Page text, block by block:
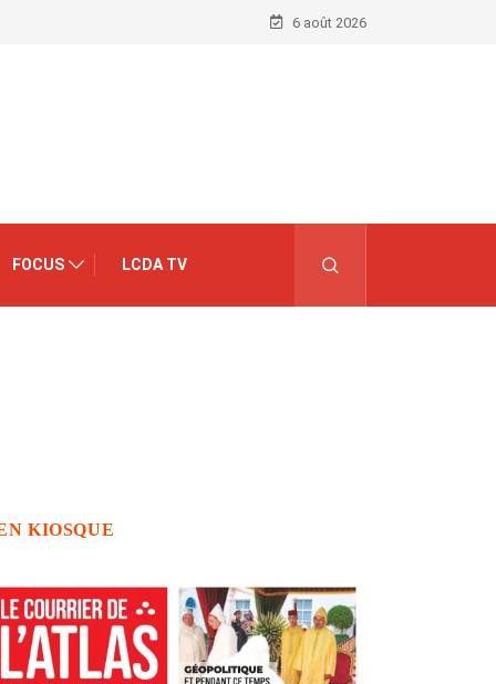
6 août 2026
FOCUS LCDA TV
KIOSQUE